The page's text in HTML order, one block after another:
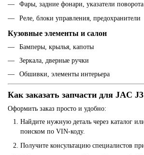
Фары, задние фонари, указатели поворота
Реле, блоки управления, предохранители
Кузовные элементы и салон
Бамперы, крылья, капоты
Зеркала, дверные ручки
Обшивки, элементы интерьера
Как заказать запчасти для JAC
Оформить заказ просто и удобно:
Найдите нужную деталь через каталог
поиском по VIN-коду.
Получите консультацию специалистов